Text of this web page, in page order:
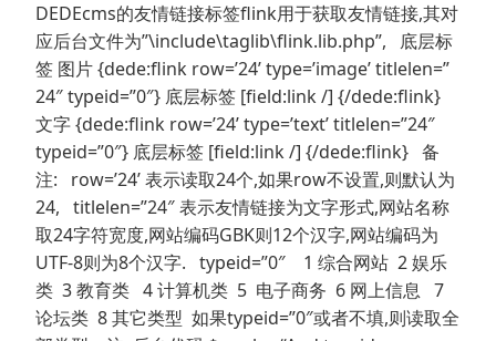
DEDEcms的友情链接标签flink用于获取友情链接,其对
应后台文件为”\include\taglib\flink.lib.php”, 底层标
签 图片 {dede:flink row=’24’ type=’image’ titlelen=”
24″ typeid=”0″} 底层标签 [field:link /] {/dede:flink}
文字 {dede:flink row=’24’ type=’text’ titlelen=”24″
typeid=”0″} 底层标签 [field:link /] {/dede:flink} 备
注: row=’24’ 表示读取24个,如果row不设置,则默认为
24, titlelen=”24″ 表示友情链接为文字形式,网站名称
取24字符宽度,网站编码GBK则12个汉字,网站编码为
UTF-8则为8个汉字. typeid=”0″ 1 综合网站 2 娱乐
类 3 教育类 4 计算机类 5 电子商务 6 网上信息 7
论坛类 8 其它类型 如果typeid=”0″或者不填,则读取全